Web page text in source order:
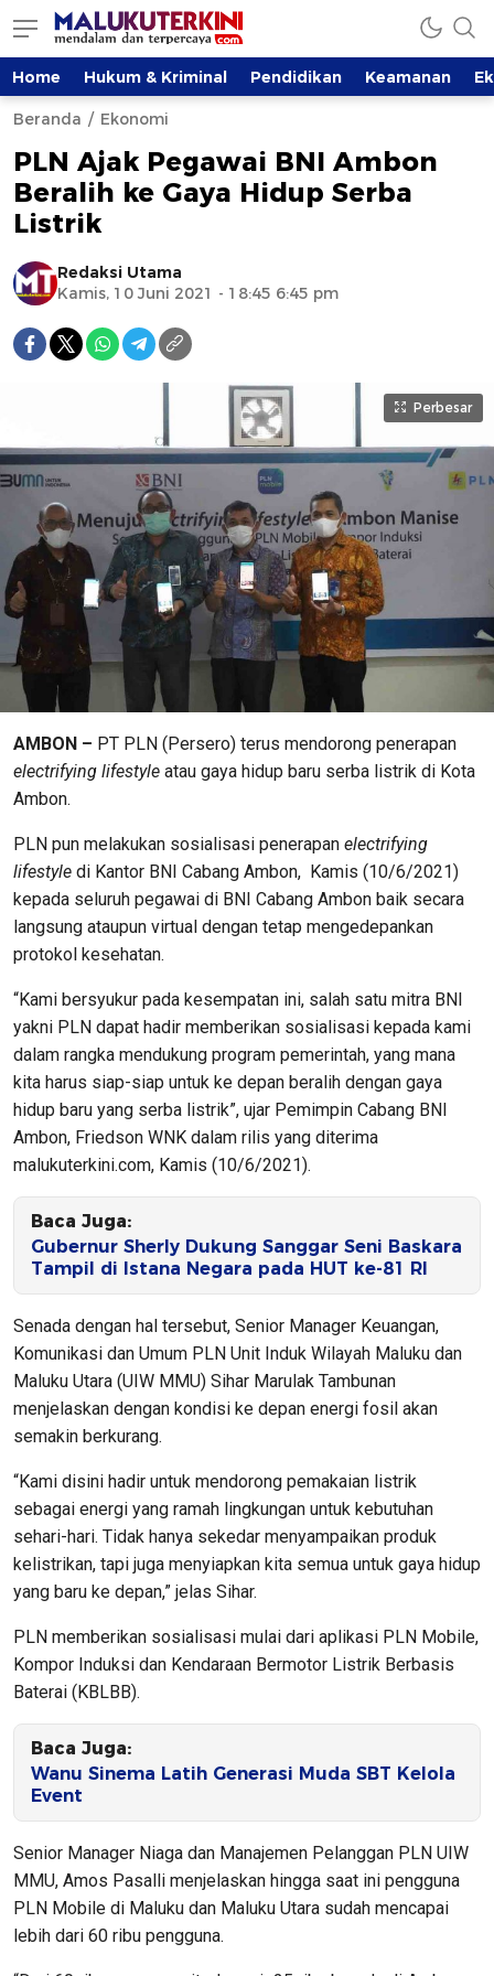
Home Hukum & Kriminal Pendidikan Keamanan
Beranda Ekonomi
PLN Ajak Pegawai BNI Ambon
Beralih ke Gaya Hidup Serba
Listrik
Redaksi Utama
Kamis, 10 Juni 2021 - 18:45 6:45 pm
Perbesar
AMBON – PT PLN (Persero) terus mendorong penerapan
electrifying lifestyle atau gaya hidup baru serba listrik di Kota
Ambon.
PLN pun melakukan sosialisasi penerapan electrifying
lifestyle di Kantor BNI Cabang Ambon, Kamis (10/6/2021)
kepada seluruh pegawai di BNI Cabang Ambon baik secara
langsung ataupun virtual dengan tetap mengedepankan
protokol kesehatan.
“Kami bersyukur pada kesempatan ini, salah satu mitra BNI
yakni PLN dapat hadir memberikan sosialisasi kepada kami
dalam rangka mendukung program pemerintah, yang mana
kita harus siap-siap untuk ke depan beralih dengan gaya
hidup baru yang serba listrik”, ujar Pemimpin Cabang BNI
Ambon, Friedson WNK dalam rilis yang diterima
malukuterkini.com, Kamis (10/6/2021).
Baca Juga:
Gubernur Sherly Dukung Sanggar Seni Baskara
Tampil di Istana Negara pada HUT ke-81 RI
Senada dengan hal tersebut, Senior Manager Keuangan,
Komunikasi dan Umum PLN Unit Induk Wilayah Maluku dan
Maluku Utara (UIW MMU) Sihar Marulak Tambunan
menjelaskan dengan kondisi ke depan energi fosil akan
semakin berkurang.
“Kami disini hadir untuk mendorong pemakaian listrik
sebagai energi yang ramah lingkungan untuk kebutuhan
sehari-hari. Tidak hanya sekedar menyampaikan produk
kelistrikan, tapi juga menyiapkan kita semua untuk gaya hidup
yang baru ke depan,” jelas Sihar.
PLN memberikan sosialisasi mulai dari aplikasi PLN Mobile,
Kompor Induksi dan Kendaraan Bermotor Listrik Berbasis
Baterai (KBLBB).
Baca Juga:
Wanu Sinema Latih Generasi Muda SBT Kelola
Event
Senior Manager Niaga dan Manajemen Pelanggan PLN UIW
MMU, Amos Pasalli menjelaskan hingga saat ini pengguna
PLN Mobile di Maluku dan Maluku Utara sudah mencapai
lebih dari 60 ribu pengguna.